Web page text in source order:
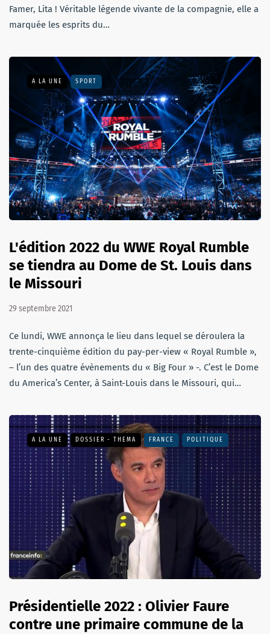
Famer, Lita ! Véritable légende vivante de la compagnie, elle a
marquée les esprits du…
A LA UNE SPORT
L'édition 2022 du WWE Royal Rumble
se tiendra au Dome de St. Louis dans
le Missouri
29 septembre 2021
Ce lundi, WWE annonça le lieu dans lequel se déroulera la
trente-cinquième édition du pay-per-view « Royal Rumble »,
– l’un des quatre évènements du « Big Four » -. C’est le Dome
du America’s Center, à Saint-Louis dans le Missouri, qui…
A LA UNE DOSSIER - THEMA FRANCE POLITIQUE
Présidentielle 2022 : Olivier Faure
contre une primaire commune de la